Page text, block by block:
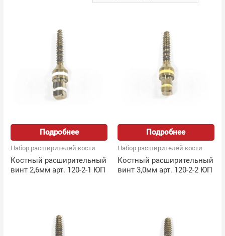
Подробнее
Набор расширителей кости
Костный расширительный
винт 2,6мм арт. 120-2-1 ЮП
Подробнее
Набор расширителей кости
Костный расширительный
винт 3,0мм арт. 120-2-2 ЮП